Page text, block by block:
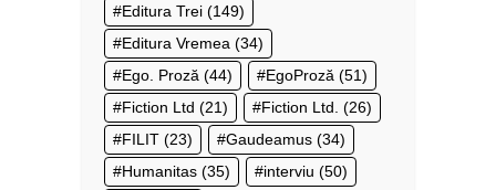
Editura Trei (149)
Editura Vremea (34)
Ego. Proză (44) EgoProză (51)
Fiction Ltd (21) Fiction Ltd. (26)
FILIT (23) Gaudeamus (34)
Humanitas (35) interviu (50)